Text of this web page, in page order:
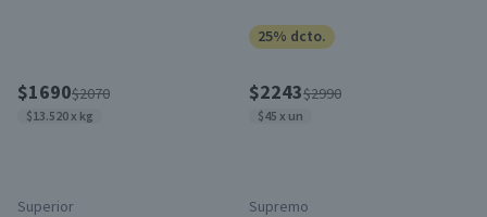
$1690$2070
$13.520 x kg
Superior
25% dcto.
$2243$2990
$45 x un
Supremo